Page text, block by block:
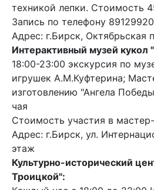
техникой лепки. Стоимость
Запись по телефону
Адрес: г.Бирск, Октябрьская
Интерактивный музей
18:00-23:00 экскурсия по
игрушек А.М.Куфтерина;
изготовлению "Ангела
чая
Стоимость участия в
Адрес: г.Бирск, ул.
этаж
Культурно-исторический
Троицкой":